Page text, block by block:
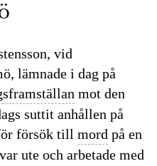
vid
lämnade i dag på
mot den
suttit anhållen på
försök till mord på en
ute och arbetade med